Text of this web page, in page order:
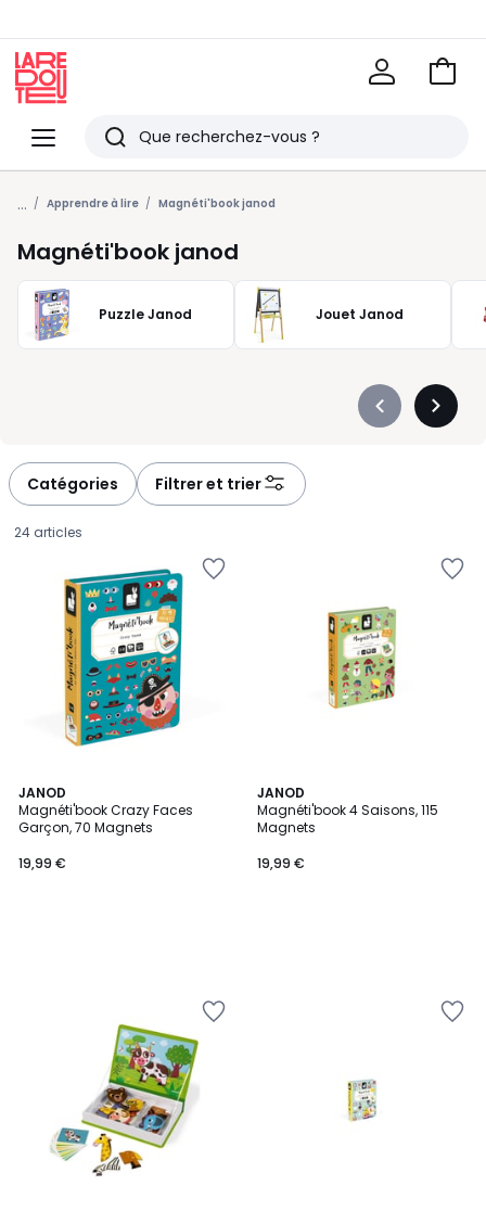
Menu
Redoute
Rechercher
Derniers
articles
vus
Voir
... Apprendre à lire Magnéti'book janod
Magnéti'book janod
Puzzle Janod Jouet Janod
Précédent
Catégories Filtrer et trier
24 articles
JANOD
Magnéti'book Crazy Faces
Garçon, 70 Magnets
€.
19,99 €
JANOD
Magnéti'book 4 Saisons, 115
Magnets
19,99 €